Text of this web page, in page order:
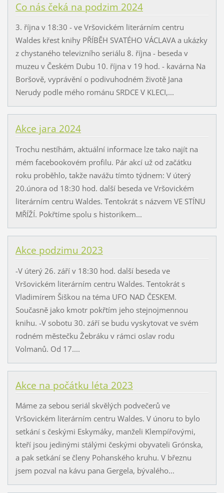
Co nás čeká na podzim 2024
3. října v 18:30 - ve Vršovickém literárním centru
Waldes křest knihy PŘÍBĚH SVATÉHO VÁCLAVA a ukázky
z chystaného televizního seriálu 8. října - beseda v
muzeu v Českém Dubu 10. října v 19 hod. - kavárna Na
Boršově, vyprávění o podivuhodném životě Jana
Nerudy podle mého románu SRDCE V KLECI,...
Akce jara 2024
Trochu nestíhám, aktuální informace lze tako najít na
mém facebookovém profilu. Pár akcí už od začátku
roku proběhlo, takže navážu tímto týdnem: V úterý
20.února od 18:30 hod. další beseda ve Vršovickém
literárním centru Waldes. Tentokrát s názvem VE STÍNU
MŘÍŽÍ. Pokřtíme spolu s historikem...
Akce podzimu 2023
-V úterý 26. září v 18:30 hod. další beseda ve
Vršovickém literárním centru Waldes. Tentokrát s
Vladimírem Šiškou na téma UFO NAD ČESKEM.
Současně jako kmotr pokřtím jeho stejnojmennou
knihu. -V sobotu 30. září se budu vyskytovat ve svém
rodném městečku Žebráku v rámci oslav rodu
Volmanů. Od 17....
Akce na počátku léta 2023
Máme za sebou seriál skvělých podvečerů ve
Vršovickém literárním centru Waldes. V únoru to bylo
setkání s českými Eskymáky, manželi Klempířovými,
kteří jsou jedinými stálými českými obyvateli Grónska,
a pak setkání se členy Pohanského kruhu. V březnu
jsem pozval na kávu pana Gergela, bývalého...